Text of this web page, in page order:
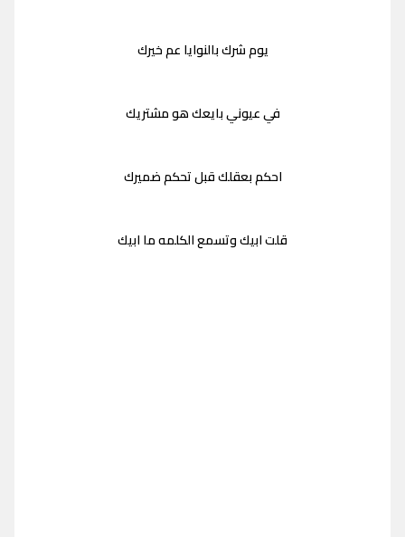
يوم شرك بالنوايا عم خيرك
في عيوني بايعك هو مشتريك
احكم بعقلك قبل تحكم ضميرك
قلت ابيك وتسمع الكلمه ما ابيك